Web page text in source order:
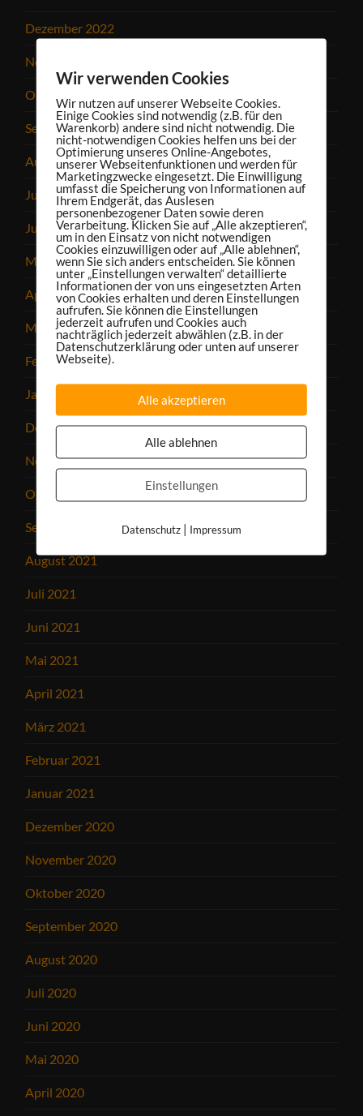
Dezember 2022
November 2022
Oktober 2022
September 2022
August 2022
Juli 2022
Juni 2022
Mai 2022
April 2022
März 2022
Februar 2022
Januar 2022
Dezember 2021
November 2021
Oktober 2021
September 2021
August 2021
Juli 2021
Juni 2021
Mai 2021
April 2021
März 2021
Februar 2021
Januar 2021
Dezember 2020
November 2020
Oktober 2020
September 2020
August 2020
Juli 2020
Juni 2020
Mai 2020
April 2020
Wir verwenden Cookies
Wir nutzen auf unserer Webseite Cookies.
Einige Cookies sind notwendig (z.B. für den
Warenkorb) andere sind nicht notwendig. Die
nicht-notwendigen Cookies helfen uns bei der
Optimierung unseres Online-Angebotes,
unserer Webseitenfunktionen und werden für
Marketingzwecke eingesetzt. Die Einwilligung
umfasst die Speicherung von Informationen auf
Ihrem Endgerät, das Auslesen
personenbezogener Daten sowie deren
Verarbeitung. Klicken Sie auf „Alle akzeptieren“,
um in den Einsatz von nicht notwendigen
Cookies einzuwilligen oder auf „Alle ablehnen“,
wenn Sie sich anders entscheiden. Sie können
unter „Einstellungen verwalten“ detaillierte
Informationen der von uns eingesetzten Arten
von Cookies erhalten und deren Einstellungen
aufrufen. Sie können die Einstellungen
jederzeit aufrufen und Cookies auch
nachträglich jederzeit abwählen (z.B. in der
Datenschutzerklärung oder unten auf unserer
Webseite).
Alle akzeptieren
Alle ablehnen
Einstellungen
Datenschutz| Impressum